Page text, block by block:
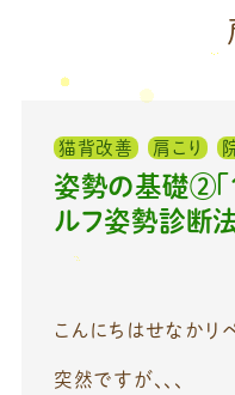
猫背改善 肩こり
姿勢の基礎②「
ルフ姿勢診断法
こんにちはせなか
突然ですが、、、